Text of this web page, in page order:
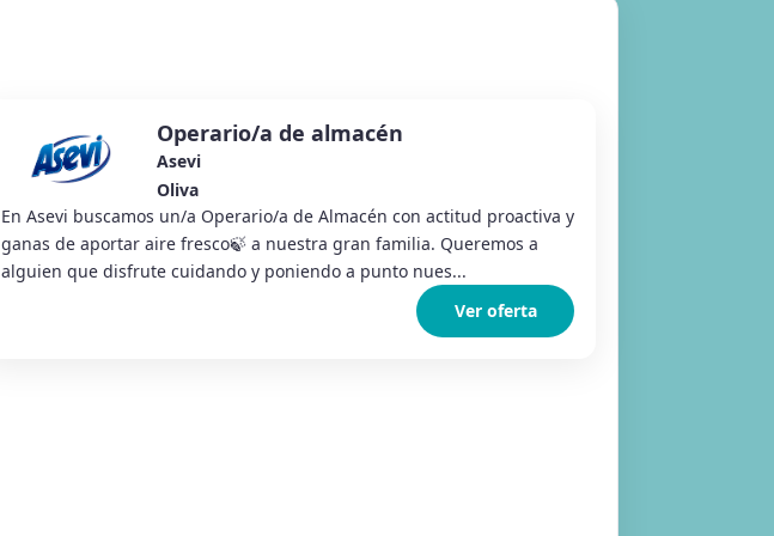
Operario/a de almacén
Asevi
Oliva
En Asevi buscamos un/a Operario/a de Almacén con actitud proactiva y
ganas de aportar aire fresco🍃 a nuestra gran familia. Queremos a
alguien que disfrute cuidando y poniendo a punto nues...
Ver oferta